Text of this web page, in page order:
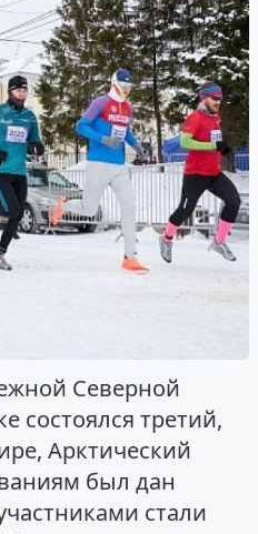
Северной
состоялся третий,
Арктический
был дан
стали